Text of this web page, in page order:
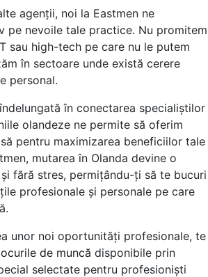
agenții, noi la Eastmen ne
pe nevoile tale practice. Nu promitem
sau high-tech pe care nu le putem
în sectoare unde există cerere
personal.
în conectarea specialiștilor
olandeze ne permite să oferim
pentru maximizarea beneficiilor tale
mutarea în Olanda devine o
fără stres, permițându-ți să te bucuri
profesionale și personale pe care
unor noi oportunități profesionale, te
de muncă disponibile prin
selectate pentru profesioniști